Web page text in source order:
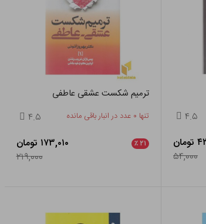
۴.۵
۵۴,۰۰۰
ترمیم شکست عشقی عاطفی
تنها ۰ عدد در انبار باقی مانده ۴.۵
۲۱ ٪
۱۷۳,۰۱۰ تومان
۲۱۹,۰۰۰